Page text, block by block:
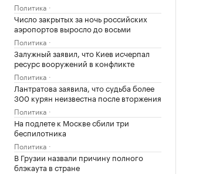
Политика
Число закрытых за ночь российских
аэропортов выросло до восьми
Политика
Залужный заявил, что Киев исчерпал
ресурс вооружений в конфликте
Политика
Лантратова заявила, что судьба более
300 курян неизвестна после вторжения
Политика
На подлете к Москве сбили три
беспилотника
Политика
В Грузии назвали причину полного
блэкаута в стране